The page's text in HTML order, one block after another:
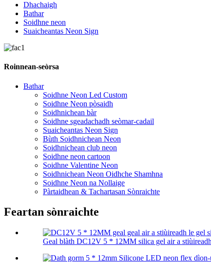
Dhachaigh
Bathar
Soidhne neon
Suaicheantas Neon Sign
Roinnean-seòrsa
Bathar
Soidhne Neon Led Custom
Soidhne Neon pòsaidh
Soidhnichean bàr
Soidhne sgeadachadh seòmar-cadail
Suaicheantas Neon Sign
Bùth Soidhnichean Neon
Soidhnichean club neon
Soidhne neon cartoon
Soidhne Valentine Neon
Soidhnichean Neon Oidhche Shamhna
Soidhne Neon na Nollaige
Pàrtaidhean & Tachartasan Sònraichte
Feartan sònraichte
Geal blàth DC12V 5 * 12MM silica gel air a